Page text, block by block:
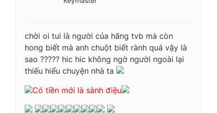
chời oi tui là người của hãng tvb mà còn
hong biết mà anh chuột biết rành quá vậy là
sao ????? hic hic không ngờ người ngoài lại
thiếu hiểu chuyện nhà ta
Có tiền mới là sành điệu